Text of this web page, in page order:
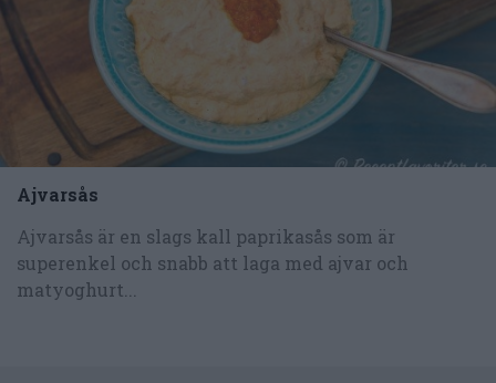
Ajvarsås
Ajvarsås är en slags kall paprikasås som är
superenkel och snabb att laga med ajvar och
matyoghurt...